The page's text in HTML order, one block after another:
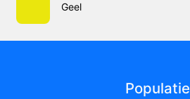
Geel
Populatie